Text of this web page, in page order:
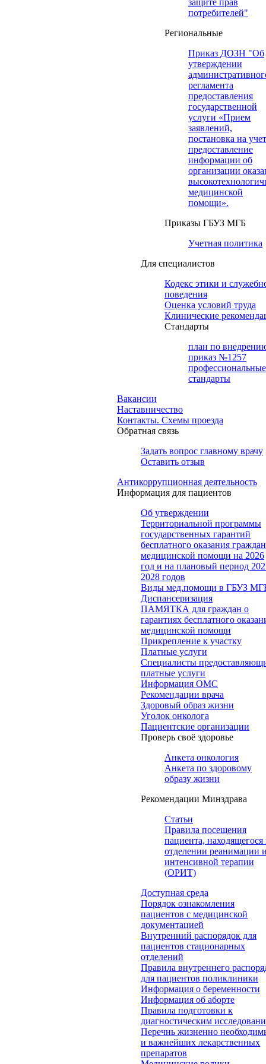
защите прав
потребителей"
Региональные
Приказ ДОЗН "Об
утверждении
регламента
предоставления
государственной
услуги «Прием
заявлений,
постановка на
предоставление
информации об
организации
медицинской
помощи».
Приказы ГБУЗ МГБ
Учетная политика
Для специалистов
Кодекс этики и
поведения
Оценка условий труда
Клинические
Cтандарты
план по
приказ №1257
профессиональные
стандарты
Вакансии
Наставничество
Контакты. Схемы проезда
Обратная связь
Задать вопрос главному врачу
Оставить отзыв
Антикоррупционная деятельность
Информация для пациентов
Об утверждении
Территориальной программы
государственных гарантий
бесплатного оказания
медицинской помощи на 2026
год и на плановый период
2028 годов
Виды мед.помощи в ГБУЗ
Диспансеризация
ПАМЯТКА для граждан о
гарантиях бесплатного
медицинской помощи
Прикрепление к участку
Платные услуги
Специалисты
платные услуги
Информация ОМС
Рекомендации врача
Здоровый образ жизни
Уголок онколога
Пациентские организации
Проверь своё здоровье
Анкета онкология
Анкета по здоровому
образу жизни
Рекомендации Минздрава
Статьи
Правила посещения
пациента, находящегося
отделении реанимации и
интенсивной терапии
(ОРИТ)
Доступная среда
Порядок ознакомления
пациентов с медицинской
документацией
Внутренний распорядок для
пациентов стационарных
отделений
Правила внутреннего
для пациентов поликлиники
Информация о беременности
Информация об аборте
Правила подготовки к
диагностическим
Перечнь жизненно
и важнейших лекарственных
препаратов